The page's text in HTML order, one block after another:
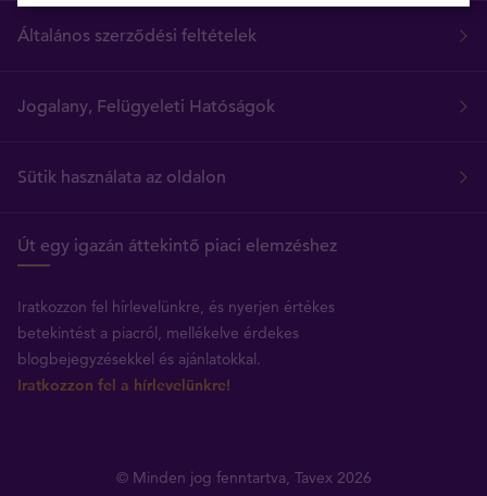
Általános szerződési feltételek
Jogalany, Felügyeleti Hatóságok
Sütik használata az oldalon
Út egy igazán áttekintő piaci elemzéshez
Iratkozzon fel hírlevelünkre, és nyerjen értékes
betekintést a piacról, mellékelve érdekes
blogbejegyzésekkel és ajánlatokkal.
Iratkozzon fel a hírlevelünkre!
© Minden jog fenntartva, Tavex 2026